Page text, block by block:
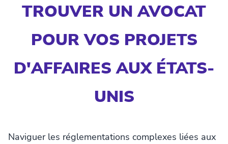
TROUVER UN AVOCAT
POUR VOS PROJETS
D'AFFAIRES AUX ÉTATS-
UNIS
Naviguer les réglementations complexes liées aux